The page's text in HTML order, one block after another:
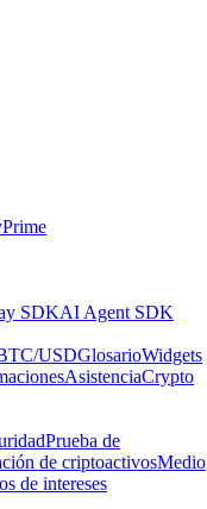
Prime
SDKAI Agent SDK
USDGlosarioWidgets
AsistenciaCrypto
Prueba de
de criptoactivosMedio
de intereses